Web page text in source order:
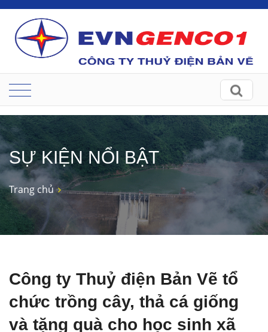
SỰ KIỆN NỔI BẬT
Trang chủ
Công ty Thuỷ điện Bản Vẽ tổ
chức trồng cây, thả cá giống
và tặng quà cho học sinh xã